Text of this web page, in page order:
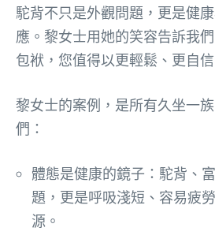
駝背不只是外觀問題，更是健
應。黎女士用她的笑容告訴我
包袱，您值得以更輕鬆、更自
黎女士的案例，是所有久坐一
們：
體態是健康的鏡子：駝背、
題，更是呼吸淺短、容易疲
源。